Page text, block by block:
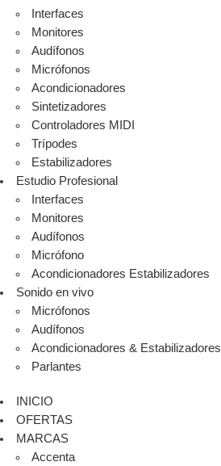
Interfaces
Monitores
Audífonos
Micrófonos
Acondicionadores
Sintetizadores
Controladores MIDI
Trípodes
Estabilizadores
Estudio Profesional
Interfaces
Monitores
Audífonos
Micrófono
Acondicionadores Estabilizadores
Sonido en vivo
Micrófonos
Audífonos
Acondicionadores & Estabilizadores
Parlantes
INICIO
OFERTAS
MARCAS
Accenta